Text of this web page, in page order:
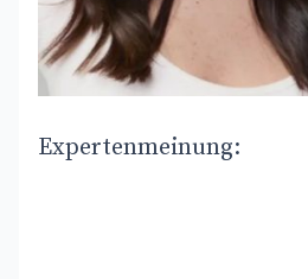
Expertenmeinung: